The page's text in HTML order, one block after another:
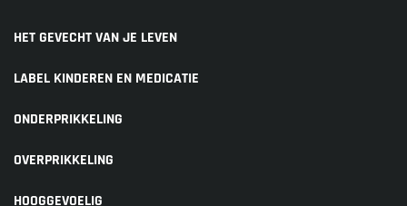
HET GEVECHT VAN JE LEVEN
LABEL KINDEREN EN MEDICATIE
ONDERPRIKKELING
OVERPRIKKELING
HOOGGEVOELIG